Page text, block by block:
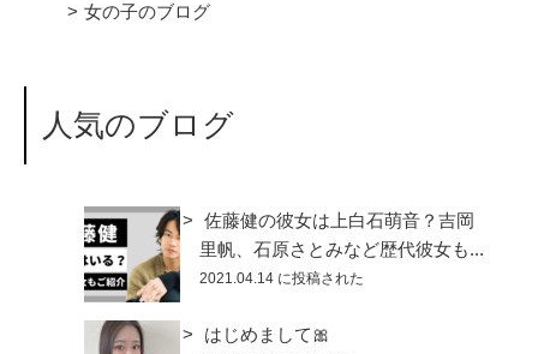
女の子のブログ
人気のブログ
佐藤健の彼女は上白石萌音？吉岡
里帆、石原さとみなど歴代彼女も...
2021.04.14 に投稿された
はじめまして🎀